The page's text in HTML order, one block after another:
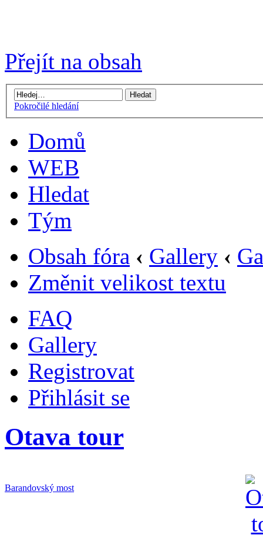
Přejít na obsah
Pokročilé hledání
Domů
WEB
Hledat
Tým
Obsah fóra ‹ Gallery ‹
Změnit velikost textu
FAQ
Gallery
Registrovat
Přihlásit se
Otava tour
Barandovský most